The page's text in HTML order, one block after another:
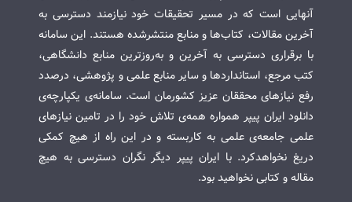
آنهایی است که در مسیر تحقیقات خود نیازمند دسترسی به
آخرین مقالات، کتاب‌ها و منابع منتشرشده هستند. این سامانه
با برقراری دسترسی به آخرین و به‌روزترین منابع دانشگاهی،
کتب مرجع، استانداردها و سایر منابع علمی و پژوهشی، درصدد
رفع نیازهای محققان عزیز کشورمان است. سامانه‌ی یکپارچه‌ی
دانلود ایران پیپر همواره همه‌ی تلاش خود را در تامین نیازهای
علمی جامعه‌ی علمی به کاربسته و در این راه از هیچ کمکی
دریغ نخواهدکرد. با ایران پیپر دیگر نگران دسترسی به هیچ
مقاله و کتابی نخواهید بود.